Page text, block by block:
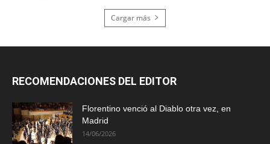
Cargar más
RECOMENDACIONES DEL EDITOR
Florentino venció al Diablo otra vez, en
Madrid
14/06/2026